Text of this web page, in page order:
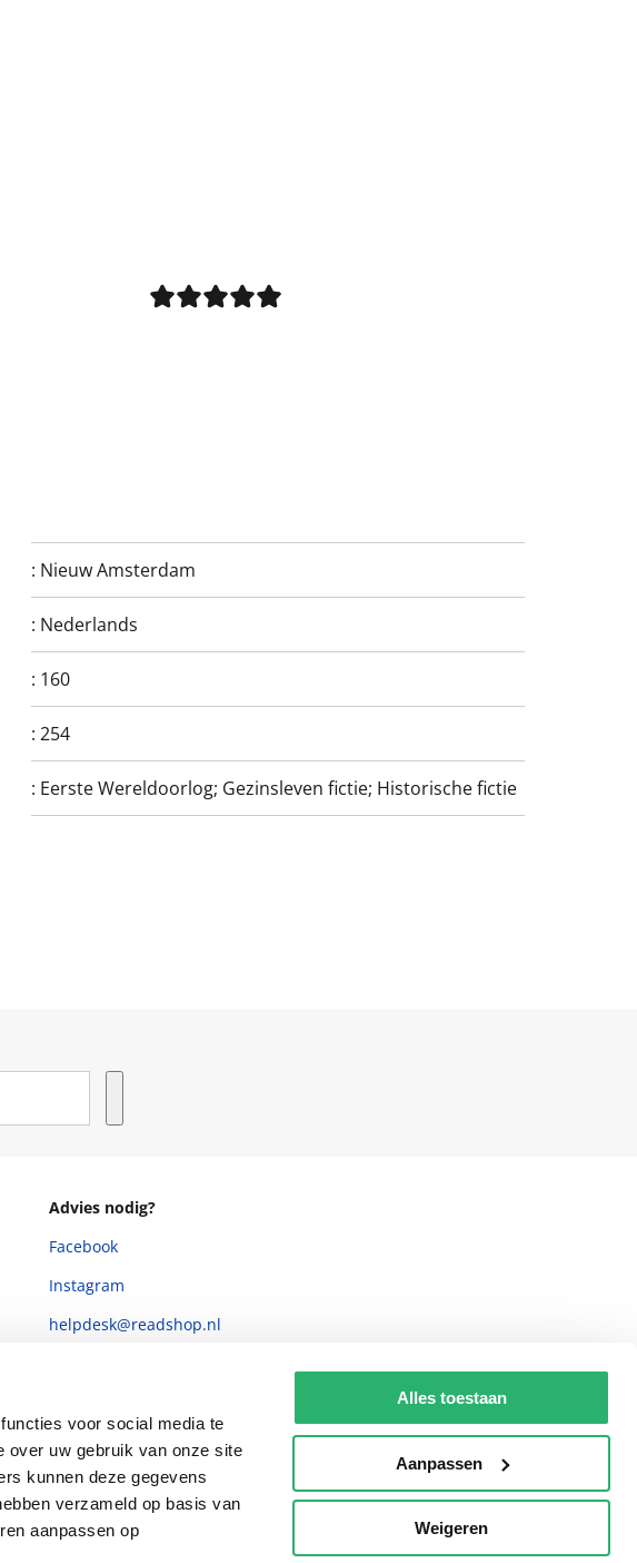
voor social media te
over uw gebruik van onze site
kunnen deze gegevens
verzameld op basis van
aanpassen op
Alles toestaan
Aanpassen
Weigeren
: Nieuw Amsterdam
: Nederlands
: 160
:254
: Eerste Wereldoorlog; Gezinsleven fictie; Historische fictie
Advies nodig?
Facebook
Instagram
helpdesk@readshop.nl